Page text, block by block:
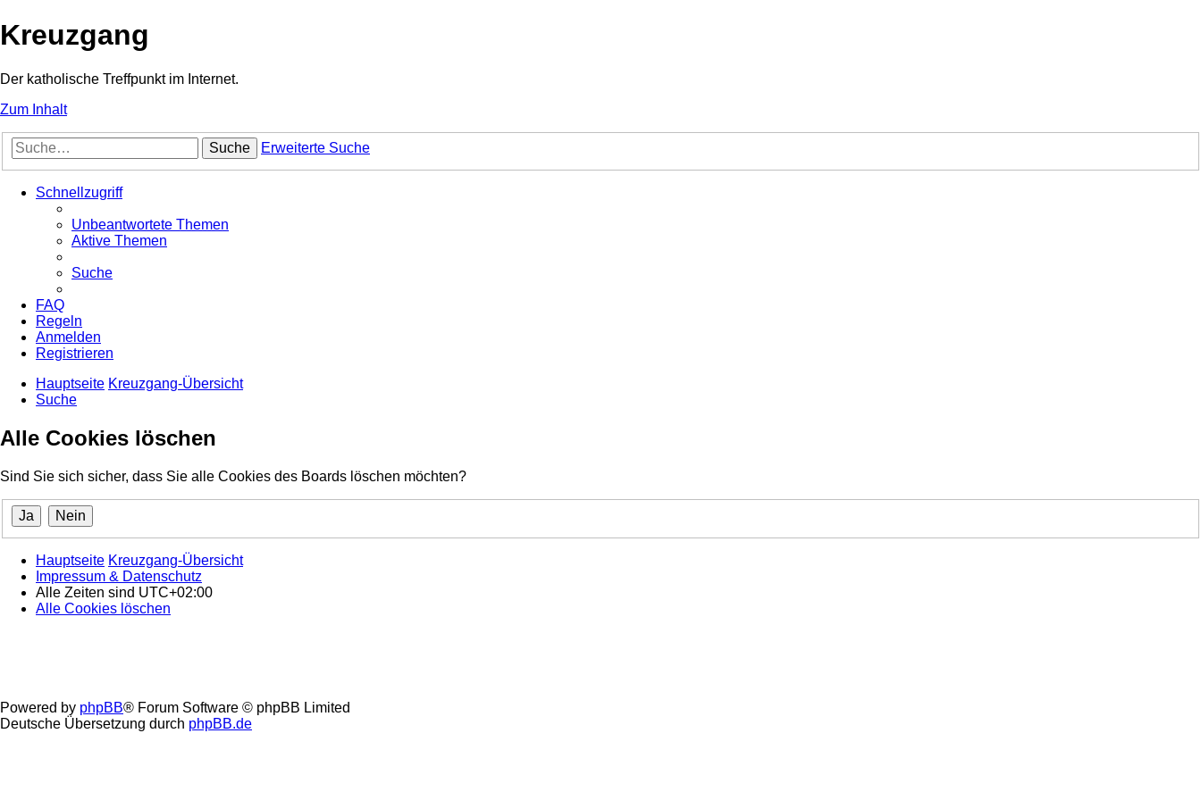
Kreuzgang
Der katholische Treffpunkt im Internet.
Zum Inhalt
Suche Erweiterte Suche
Schnellzugriff
Unbeantwortete Themen
Aktive Themen
Suche
FAQ
Regeln
Anmelden
Registrieren
Hauptseite Kreuzgang-Übersicht
Suche
Alle Cookies löschen
Sind Sie sich sicher, dass Sie alle Cookies des Boards löschen möchten?
Hauptseite Kreuzgang-Übersicht
Impressum & Datenschutz
Alle Zeiten sind UTC+02:00
Alle Cookies löschen
Powered by phpBB® Forum Software © phpBB Limited
Deutsche Übersetzung durch phpBB.de